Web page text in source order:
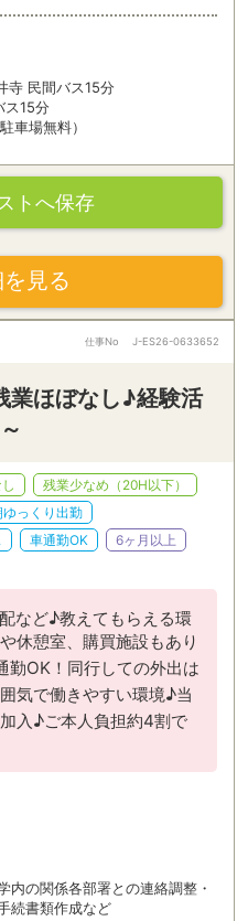
寺 民間バス15分
ス15分
車場無料）
トへ保存
見る
仕事No J-ES26-0633652
ほぼなし♪経験活
残業少なめ（20H以下）
ゆっくり出勤
車通勤OK 6ヶ月以上
など♪教えてもらえる環
休憩室、購買施設もあり
勤OK！同行しての外出は
気で働きやすい環境♪当
入♪ご本人負担約4割で
の関係各部署との連絡調整・
続書類作成など